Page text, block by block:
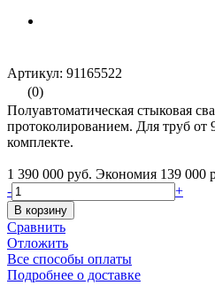
Артикул: 91165522
(0)
Полуавтоматическая стыковая
протоколированием. Для труб
комплекте.
1 390 000 руб. Экономия 139 000
-
+
В корзину
Сравнить
Отложить
Все способы оплаты
Подробнее о доставке